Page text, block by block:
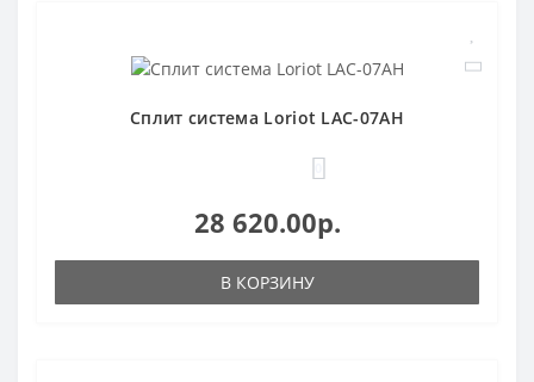
Сплит система Loriot LAC-07AH
28 620.00р.
В КОРЗИНУ